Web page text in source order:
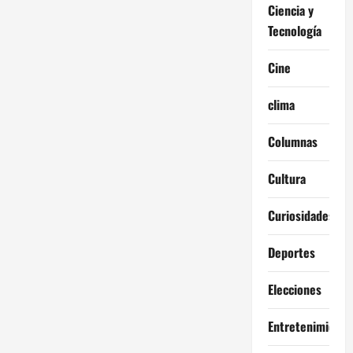
Ciencia y
Tecnología
Cine
clima
Columnas
Cultura
Curiosidades
Deportes
Elecciones
Entretenimiento